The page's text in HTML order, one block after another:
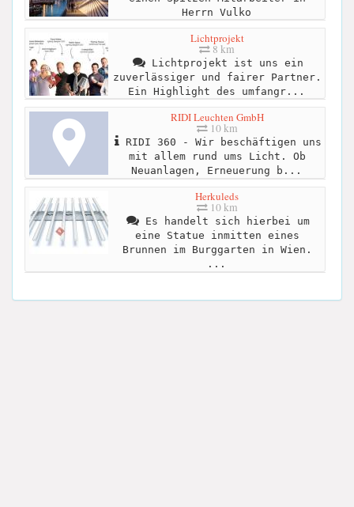
Herrn Vulko
Lichtprojekt
8 km
Lichtprojekt ist uns ein
zuverlässiger und fairer Partner.
Ein Highlight des umfangr...
RIDI Leuchten GmbH
10 km
RIDI 360 - Wir beschäftigen uns
mit allem rund ums Licht. Ob
Neuanlagen, Erneuerung b...
Herkuleds
10 km
Es handelt sich hierbei um
eine Statue inmitten eines
Brunnen im Burggarten in Wien.
...